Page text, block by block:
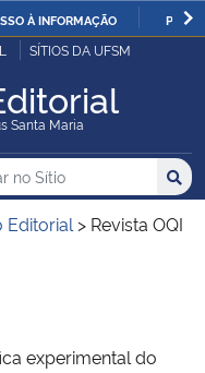
À INFORMAÇÃO
SÍTIOS DA UFSM
Santa Maria
no no Sítio
Editorial > Revista OQI
experimental do